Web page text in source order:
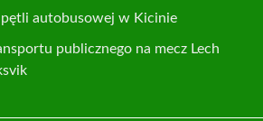
autobusowej w Kicinie
publicznego na mecz Lech